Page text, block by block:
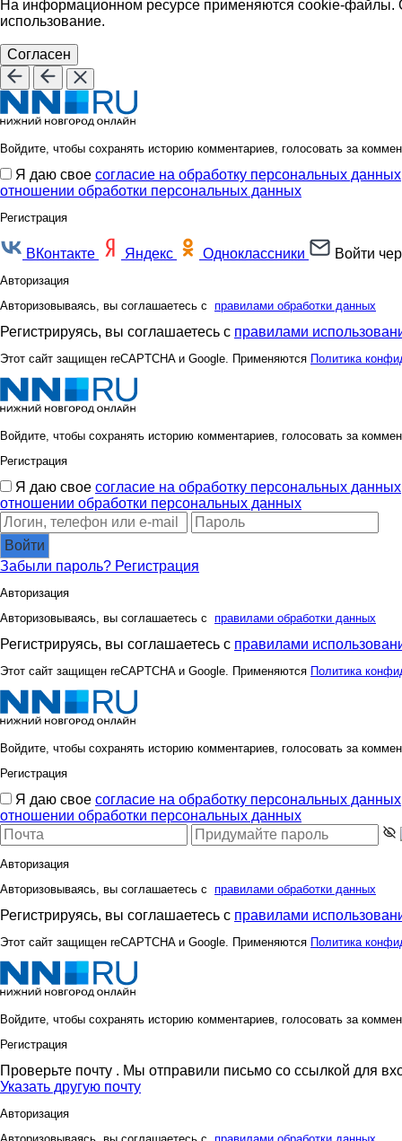
Корпорация недвижимости
Мил@н@
Роза Ивановна
На информационном ресурсе применяются cookie-файлы.
использование.
Согласен
Войдите, чтобы сохранять историю комментариев, голосовать за
Я даю свое согласие на обработку персональных данных
отношении обработки персональных данных
Регистрация
ВКонтакте Яндекс Одноклассники Войти
Авторизация
Авторизовываясь, вы соглашаетесь с правилами обработки данных
Регистрируясь, вы соглашаетесь с правилами
Этот сайт защищен reCAPTCHA и Google. Применяются Политика
Войдите, чтобы сохранять историю комментариев, голосовать за
Регистрация
Я даю свое согласие на обработку персональных данных
отношении обработки персональных данных
Войти
Забыли пароль? Регистрация
Авторизация
Авторизовываясь, вы соглашаетесь с правилами обработки данных
Регистрируясь, вы соглашаетесь с правилами
Этот сайт защищен reCAPTCHA и Google. Применяются Политика
Войдите, чтобы сохранять историю комментариев, голосовать за
Регистрация
Я даю свое согласие на обработку персональных данных
отношении обработки персональных данных
Авторизация
Авторизовываясь, вы соглашаетесь с правилами обработки данных
Регистрируясь, вы соглашаетесь с правилами
Этот сайт защищен reCAPTCHA и Google. Применяются Политика
Войдите, чтобы сохранять историю комментариев, голосовать за
Регистрация
Проверьте почту . Мы отправили письмо со ссылкой для
Указать другую почту
Авторизация